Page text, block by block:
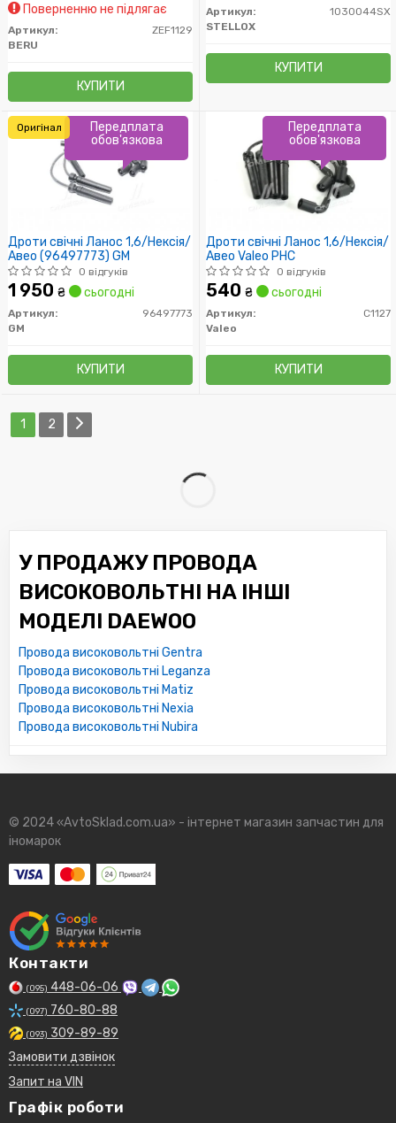
Поверненню не підлягає
Артикул:
ZEF1129
BERU
КУПИТИ
Артикул:
1030044SX
STELLOX
КУПИТИ
Дроти свічні Ланос 1,6/Нексія/
Авео (96497773) GM
0 відгуків
1 950 ₴ сьогодні
Артикул:
96497773
GM
КУПИТИ
Передплата
обов'язкова
Оригінал
Дроти свічні Ланос 1,6/Нексія/
Авео Valeo PHC
0 відгуків
540 ₴ сьогодні
Артикул:
C1127
Valeo
КУПИТИ
Передплата
обов'язкова
1 2
У ПРОДАЖУ ПРОВОДА
ВИСОКОВОЛЬТНІ НА ІНШІ
МОДЕЛІ DAEWOO
Провода високовольтні Gentra
Провода високовольтні Leganza
Провода високовольтні Matiz
Провода високовольтні Nexia
Провода високовольтні Nubira
© 2024 «AvtoSklad.com.ua» - інтернет магазин запчастин для
іномарок
Контакти
(095) 448-06-06
(097) 760-80-88
(093) 309-89-89
Замовити дзвінок
Запит на VIN
Графік роботи